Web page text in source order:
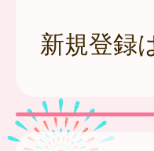
新規登録